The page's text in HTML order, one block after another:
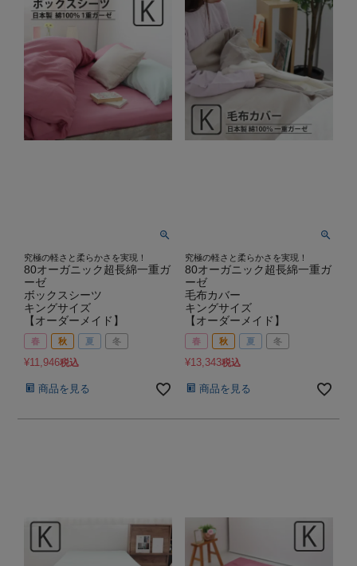
究極の軽さと柔らかさを実現！
80オーガニック超長綿一重ガ
ーゼ
ボックスシーツ
キングサイズ
【オーダーメイド】
春 秋 夏 冬
¥11,946税込
商品を見る
究極の軽さと柔らかさを実現！
80オーガニック超長綿一重ガ
ーゼ
毛布カバー
キングサイズ
【オーダーメイド】
春 秋 夏 冬
¥13,343税込
商品を見る